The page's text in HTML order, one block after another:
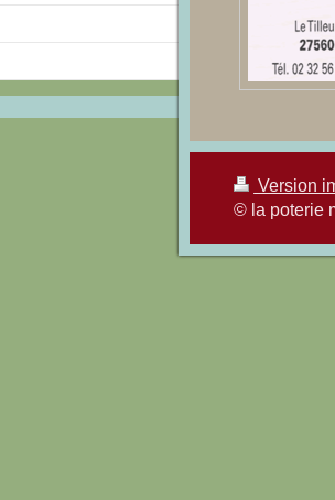
Version
© la poterie